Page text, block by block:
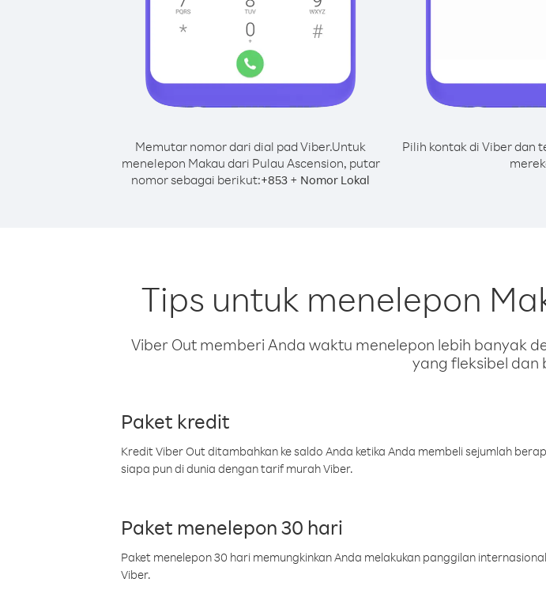
Memutar nomor dari dial pad Viber.Untuk
menelepon Makau dari Pulau Ascension, putar
nomor sebagai berikut:+853 + Nomor Lokal
Pilih kontak di Viber dan
Tips untuk menelepon
Viber Out memberi Anda waktu menelepon lebih banyak
yang fleksibel
Paket kredit
Kredit Viber Out ditambahkan ke saldo Anda ketika Anda membeli sejumlah
siapa pun di dunia dengan tarif murah Viber.
Paket menelepon 30 hari
Paket menelepon 30 hari memungkinkan Anda melakukan panggilan
Viber.